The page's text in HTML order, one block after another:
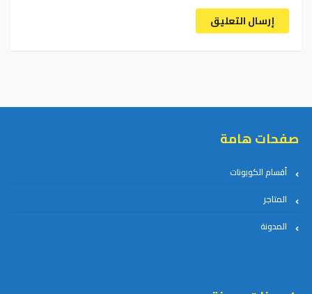
إرسال التعليق
صفحات هامة
أقسام الكوبونات
المتاجر
المدونة